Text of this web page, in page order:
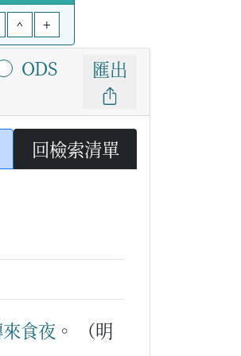
^ +
ODS 匯出
回檢索清單
來食夜 。
（明